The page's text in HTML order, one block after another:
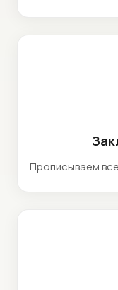
Прописываем